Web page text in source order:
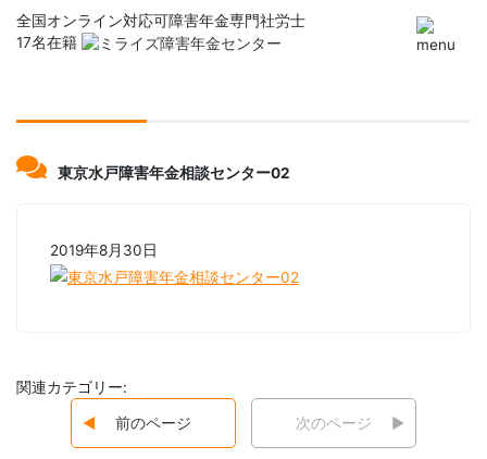
全国オンライン対応可障害年金専門社労士
17名在籍
東京水戸障害年金相談センター02
2019年8月30日
関連カテゴリー:
前のページ 次のページ